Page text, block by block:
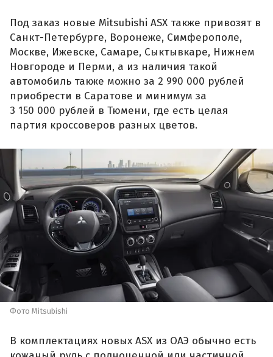
Под заказ новые Mitsubishi ASX также привозят в
Санкт-Петербурге, Воронеже, Симферополе,
Москве, Ижевске, Самаре, Сыктывкаре, Нижнем
Новгороде и Перми, а из наличия такой
автомобиль также можно за 2 990 000 рублей
приобрести в Саратове и минимум за
3 150 000 рублей в Тюмени, где есть целая
партия кроссоверов разных цветов.
Фото Mitsubishi
В комплектациях новых ASX из ОАЭ обычно есть